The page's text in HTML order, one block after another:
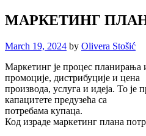
МАРКЕТИНГ
March 19, 2024 by Olivera Stošić
Маркетинг је процес планирања
промоције, дистрибуције и цена
производа, услуга и идеја. То је
капацитете предузећа са
потребама купаца.
Код израде маркетинг плана